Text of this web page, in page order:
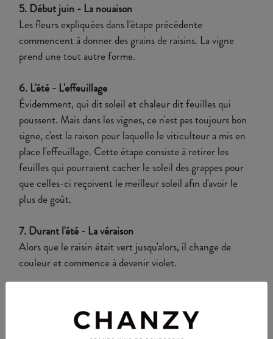
5. Début juin - La nouaison
Les fleurs expliquées dans l'étape précédente
commencent à donner des grains de raisins. La vigne
prend une tout autre forme.
6. L'été - L'effeuillage
Évidemment, qui dit soleil et chaleur dit feuilles qui
poussent. Mais dans les vignes, ce n'est pas toujours bon
signe, c'est la raison pour laquelle le viticulteur a mis en
place l'effeuillage. Cette étape consiste à retirer les
feuilles qui pourraient cacher le soleil des grappes pour
que celles-ci reçoivent le meilleur soleil afin d'avoir le
plus de goût.
7. Durant l'été - La véraison
Alors que le raisin était vert jusqu'alors, il change de
couleur et commence à devenir violet.
Comme l'indique si bien le nom de l'étape, le raisin prend
de la maturité. C'est à cette étape qu'il gagne en sucre et